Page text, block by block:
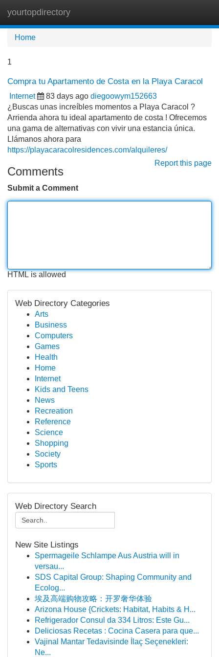
yourtopdirectory
Home
1
Compra tu Apartamento de Costa en la Playa Caracol
Internet 83 days ago diegoowym152663
¿Buscas unas increíbles momentos a Playa Caracol ?
Arrienda ahora tu ideal apartamento de costa ! Ofrecemos
una gama de alternativas con vivir una estancia única.
Llámanos ahora para
https://playacaracolresidences.com/alquileres/
Report this page
Comments
Submit a Comment
HTML is allowed
Web Directory Categories
Arts
Business
Computers
Games
Health
Home
Internet
Kids and Teens
News
Recreation
Reference
Science
Shopping
Society
Sports
Web Directory Search
New Site Listings
Spermageile Schlampe Aus Austria will in
versau...
SDS Capital Group: Shaping Community and
Ecolog...
埃及高端购物攻略：开罗奢华体验
Arizona House {Crickets: Habitat, Habits & H...
Refrigerador Consul da 334 Litros: Este Gu...
Deliciosas Recetas : Cocina Casera para que...
Vajinal Mantar Tedavisinde İlaç Seçenekleri:
Ne...